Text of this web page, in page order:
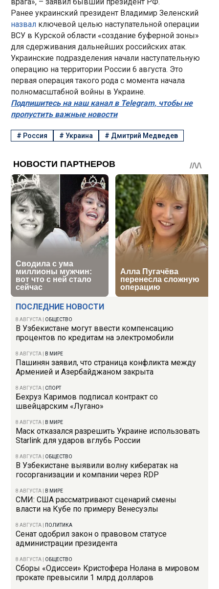
ПОСЛЕДНИЕ НОВОСТИ
8 АВГУСТА ОБЩЕСТВО
В Узбекистане могут ввести компенсацию
процентов по кредитам на электромобили
8 АВГУСТА В МИРЕ
Пашинян заявил, что страница конфликта между
Арменией и Азербайджаном закрыта
8 АВГУСТА СПОРТ
Бехруз Каримов подписал контракт со
швейцарским «Лугано»
8 АВГУСТА В МИРЕ
Маск отказался разрешить Украине использовать
Starlink для ударов вглубь России
8 АВГУСТА ОБЩЕСТВО
В Узбекистане выявили волну кибератак на
госорганизации и компании через RDP
8 АВГУСТА В МИРЕ
СМИ: США рассматривают сценарий смены
власти на Кубе по примеру Венесуэлы
8 АВГУСТА ПОЛИТИКА
Сенат одобрил закон о правовом статусе
администрации президента
8 АВГУСТА ОБЩЕСТВО
Сборы «Одиссеи» Кристофера Нолана в мировом
прокате превысили 1 млрд долларов
Ранее украинский президент Владимир Зеленский
назвал ключевой целью наступательной операции
ВСУ в Курской области «создание буферной зоны»
для сдерживания дальнейших российских атак.
Украинские подразделения начали наступательную
операцию на территории России 6 августа. Это
первая операция такого рода с момента начала
полномасштабной войны в Украине.
Подпишитесь на наш канал в Telegram, чтобы не
пропустить важные новости
# Россия #Украина # Дмитрий Медведев